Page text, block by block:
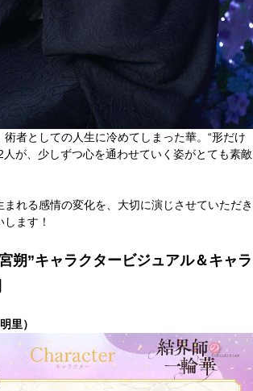
者としての人生に冷めてしまった華。“形だけ
人が、少しずつ心を通わせていく姿がとても素敵
れる感情の変化を、大切に演じさせていただき
ます！
朔”キャラクタービジュアル＆キャラ
里）